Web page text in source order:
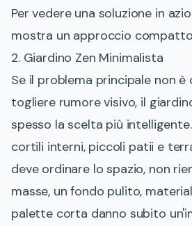
Per vedere una soluzione in
mostra un approccio
2. Giardino Zen Minimalista
Se il problema principale non è
togliere rumore visivo, il
spesso la scelta più
cortili interni, piccoli patii e
deve ordinare lo spazio, non
masse, un fondo pulito,
palette corta danno subito